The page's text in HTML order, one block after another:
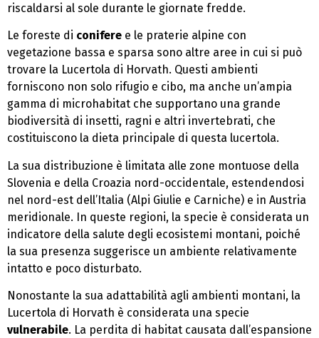
riscaldarsi al sole durante le giornate fredde.
Le foreste di conifere e le praterie alpine con
vegetazione bassa e sparsa sono altre aree in cui si può
trovare la Lucertola di Horvath. Questi ambienti
forniscono non solo rifugio e cibo, ma anche un’ampia
gamma di microhabitat che supportano una grande
biodiversità di insetti, ragni e altri invertebrati, che
costituiscono la dieta principale di questa lucertola.
La sua distribuzione è limitata alle zone montuose della
Slovenia e della Croazia nord-occidentale, estendendosi
nel nord-est dell’Italia (Alpi Giulie e Carniche) e in Austria
meridionale. In queste regioni, la specie è considerata un
indicatore della salute degli ecosistemi montani, poiché
la sua presenza suggerisce un ambiente relativamente
intatto e poco disturbato.
Nonostante la sua adattabilità agli ambienti montani, la
Lucertola di Horvath è considerata una specie
vulnerabile. La perdita di habitat causata dall’espansione